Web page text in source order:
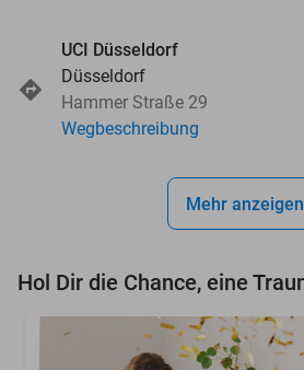
UCI Düsseldorf
Düsseldorf
Hammer Straße 29
Wegbeschreibung
Mehr anzeigen